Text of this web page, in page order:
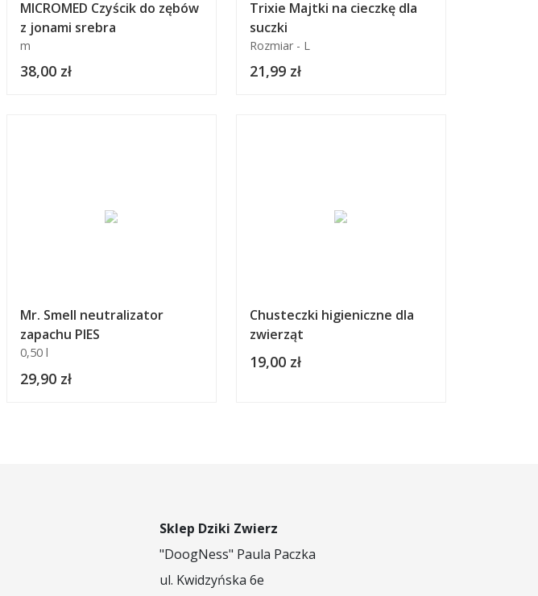
MICROMED Czyścik do zębów
z jonami srebra
m
38,00 zł
Trixie Majtki na cieczkę dla
suczki
Rozmiar - L
21,99 zł
Mr. Smell neutralizator
zapachu PIES
0,50 l
29,90 zł
Chusteczki higieniczne dla
zwierząt
19,00 zł
Sklep Dziki Zwierz
"DoogNess" Paula Paczka
ul. Kwidzyńska 6e